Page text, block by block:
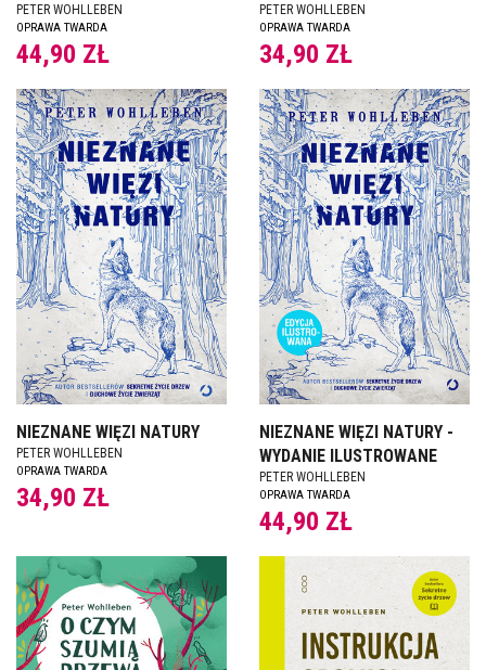
PETER WOHLLEBEN
OPRAWA TWARDA
44,90 ZŁ
PETER WOHLLEBEN
OPRAWA TWARDA
34,90 ZŁ
NIEZNANE WIĘZI NATURY
PETER WOHLLEBEN
OPRAWA TWARDA
34,90 ZŁ
NIEZNANE WIĘZI NATURY -
WYDANIE ILUSTROWANE
PETER WOHLLEBEN
OPRAWA TWARDA
44,90 ZŁ